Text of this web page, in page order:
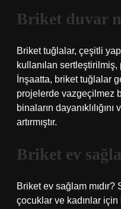
Briket duvar
Briket tuğlalar, çeşitli
kullanılan
İnşaatta, briket tuğlalar
projelerde vazgeçilmez
binaların
artırmıştır.
Briket ev
Briket ev sağlam mıdır?
çocuklar ve kadınlar